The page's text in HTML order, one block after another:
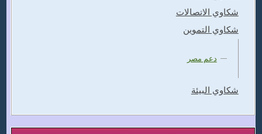
شكاوي الاتصالات
شكاوي التموين
دعم مصر
شكاوي البيئة